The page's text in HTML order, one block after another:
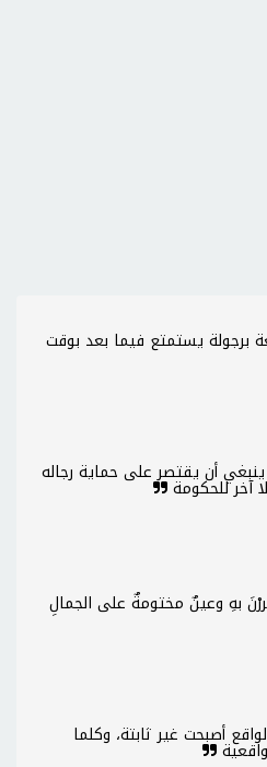
برجولة يستمتع فيما بعد بوقت
أن يقتصر على حماية رجاله
آخر للحكومة
بهِ وعينٌ مختومةٌ على الجمالِ
أصبحت غير ثابتة، وكلما